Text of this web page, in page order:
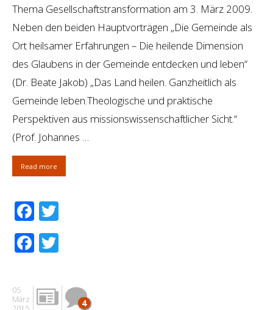
Thema Gesellschaftstransformation am 3. März 2009.
Neben den beiden Hauptvorträgen „Die Gemeinde als
Ort heilsamer Erfahrungen – Die heilende Dimension
des Glaubens in der Gemeinde entdecken und leben“
(Dr. Beate Jakob) „Das Land heilen. Ganzheitlich als
Gemeinde leben.Theologische und praktische
Perspektiven aus missionswissenschaftlicher Sicht.“
(Prof. Johannes …
Read more
Facebook
Facebook
05
März
4